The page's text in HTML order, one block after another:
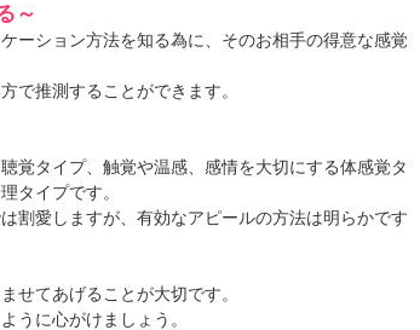
～
ーション方法を知る為に、そのお相手の得意な感覚
で推測することができます。
覚タイプ、触覚や温感、感情を大切にする体感覚タ
タイプです。
割愛しますが、有効なアピールの方法は明らかです
せてあげることが大切です。
うに心がけましょう。